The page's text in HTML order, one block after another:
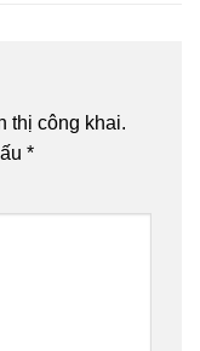
thị công khai.
*